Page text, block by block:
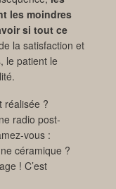
les moindres
si tout ce
la satisfaction et
le patient le
réalisée ?
radio post-
vous :
céramique ?
! C’est